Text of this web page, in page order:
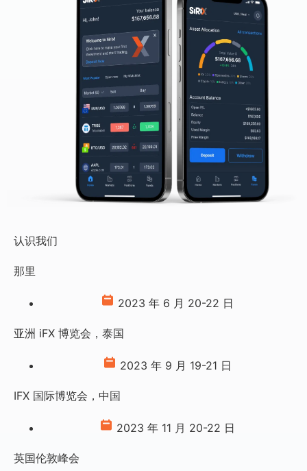
认识我们
那里
2023 年 6 月 20-22 日
亚洲 iFX 博览会，泰国
2023 年 9 月 19-21 日
IFX 国际博览会，中国
2023 年 11 月 20-22 日
英国伦敦峰会